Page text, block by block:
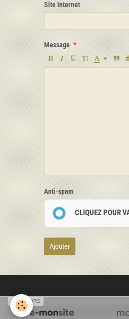
Site Internet
Message
Anti-spam
CLIQUEZ POUR
Ajouter
SPONSORS